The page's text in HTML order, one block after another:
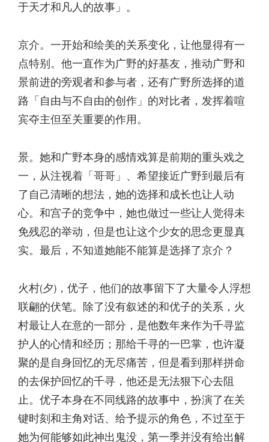
于天才和凡人的故事」。
京介。一开始和绘美的关系变化，让他显得有一
点特别。他一直作为广野的好基友，推动广野和
景前进的旁观者和参与者，还有广野所选择的道
路「自由与不自由的创作」的对比者，发挥着喧
宾夺主但至关重要的作用。
景。她和广野本身的感情戏算是前期的重头戏之
一，从注视着「哥哥」、希望接近广野到最后有
了自己清晰的想法，她的选择和成长也让人动
心。和宫子的竞争中，她也做过一些让人觉得未
免残忍的举动，但是也让这个少女的思念更显真
实。最后，不知道她能不能算是选择了京介？
火村(夕)，优子，他们的故事留下了大量令人浮想
联翩的伏笔。除了没有叙述的和优子的关系，火
村最让人在意的一部分，是他数年来作为千寻监
护人的心情和经历；那给千寻的一巴掌，也许凝
聚的是自身回忆的无尽痛苦，但是看到那样拼命
的去保护回忆的千寻，他还是无法狠下心去阻
止。优子本身在不同线路的故事中，扮演了在关
键时刻和主角对话、给予提示的角色，不过至于
她为何能够如此神出鬼没，第一季并没有给出解